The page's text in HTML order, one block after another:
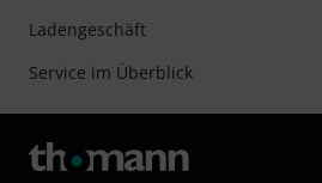
Ladengeschäft
Service im Überblick